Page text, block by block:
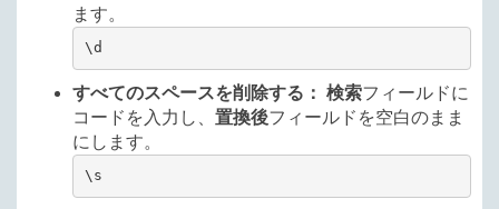
ます。
\d
すべてのスペースを削除する： 検索フィールドに
コードを入力し、 置換後フィールドを空白のまま
にします。
\s